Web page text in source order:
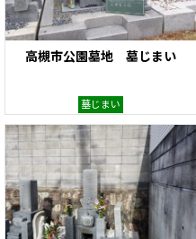
高槻市公園墓地 墓じまい
墓じまい